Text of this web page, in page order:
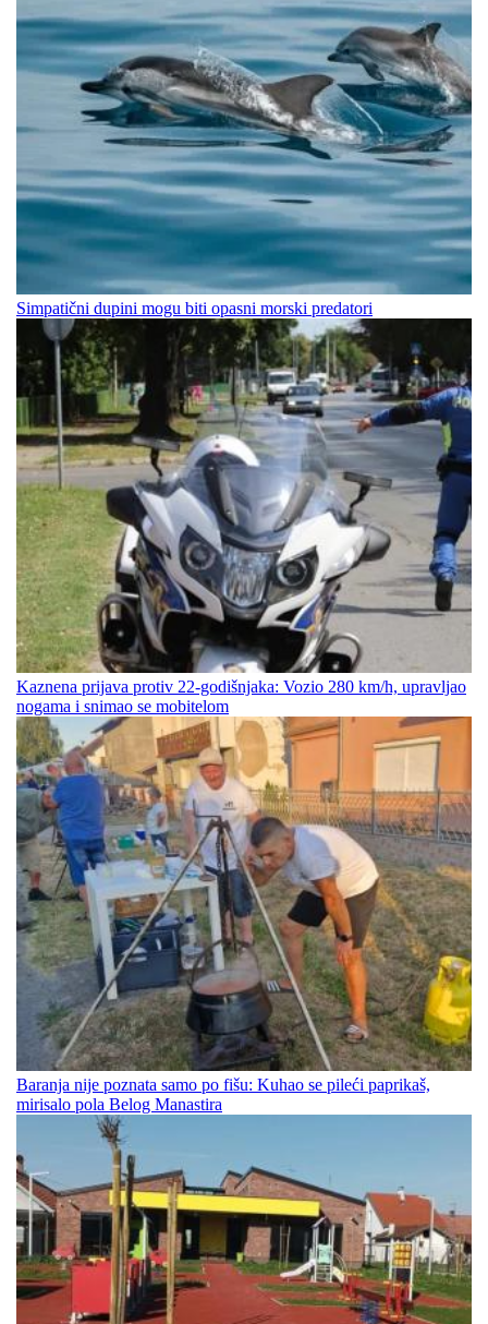
Simpatični dupini mogu biti opasni morski predatori
Kaznena prijava protiv 22-godišnjaka: Vozio 280 km/h, upravljao
nogama i snimao se mobitelom
Baranja nije poznata samo po fišu: Kuhao se pileći paprikaš,
mirisalo pola Belog Manastira